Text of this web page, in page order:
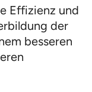
Effizienz und
der
besseren